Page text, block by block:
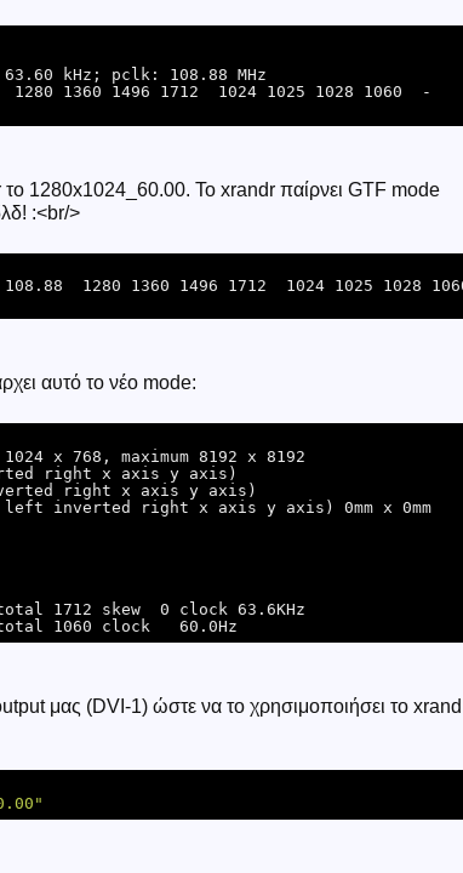
1280 1360 1496 1712  1024 1025 1028 1060  -
1280x1024_60.00. To xrandr παίρνει GTF mode
:<br/>
108.88  1280 1360 1496 1712  1024 1025 1028
αυτό το νέο mode:
x 768, maximum 8192 x 8192
right x axis y axis)
right x axis y axis)
left inverted right x axis y axis) 0mm x 0mm
μας (DVI-1) ώστε να το χρησιμοποιήσει το